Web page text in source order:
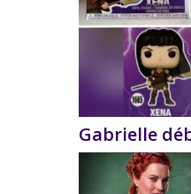
Gabrielle